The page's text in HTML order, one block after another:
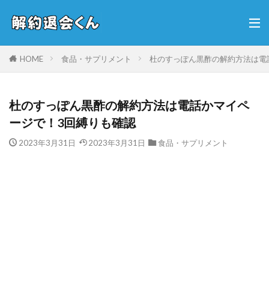
HOME 食品・サプリメント 杜のすっぽん黒酢の解約方法は
杜のすっぽん黒酢の解約方法は電話かマイペ
ージで！3回縛りも確認
2023年3月31日 2023年3月31日 食品・サプリメント